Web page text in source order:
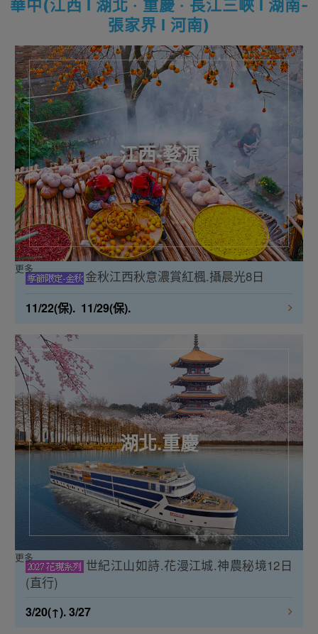
華中(江西 l 湖北 ‧ 重慶 ‧ 長江三峽 l 湖南-
張家界 l 河南)
江西-婺源
金秋江西秋意濃賞紅楓.攝晨光8日
11/22(保). 11/29(保).
更多
湖北.重慶
世紀江山如詩.花漫江城.神農秘境12日
(直行)
3/20(↑). 3/27
更多